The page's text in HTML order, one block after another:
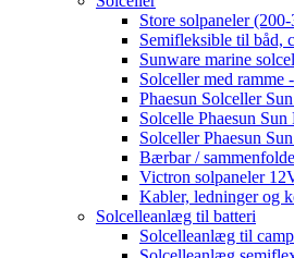
Store solpaneler
Semifleksible til båd,
Sunware marine
Solceller med ramme
Phaesun Solceller
Solcelle Phaesun Sun
Solceller Phaesun
Bærbar /
Victron solpaneler
Kabler, ledninger og
Solcelleanlæg til batteri
Solcelleanlæg til